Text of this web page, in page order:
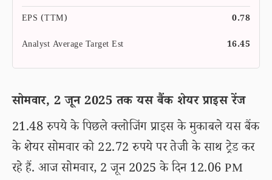
EPS (TTM)
0.78
Analyst Average Target Est
16.45
सोमवार, 2 जून 2025 तक यस बैंक शेयर प्राइस रेंज
21.48 रुपये के पिछले क्लोजिंग प्राइस के मुकाबले यस बैंक
के शेयर सोमवार को 22.72 रुपये पर तेजी के साथ ट्रेड कर
रहे हैं. आज सोमवार, 2 जून 2025 के दिन 12.06 PM